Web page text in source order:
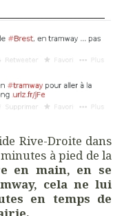
Rive-Droite dans
à pied de la
en main, en se
cela ne lui
en temps de